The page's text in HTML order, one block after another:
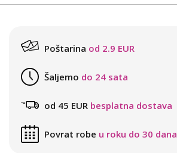
Poštarina od 2.9 EUR
Šaljemo do 24 sata
od 45 EUR besplatna dostava
Povrat robe u roku do 30 dana